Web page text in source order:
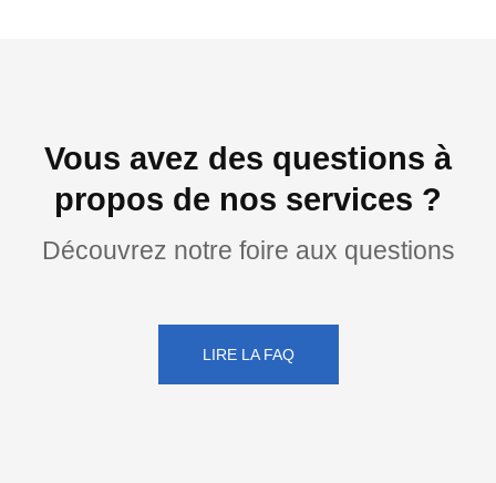
Vous avez des questions à
propos de nos services ?
Découvrez notre foire aux questions
LIRE LA FAQ